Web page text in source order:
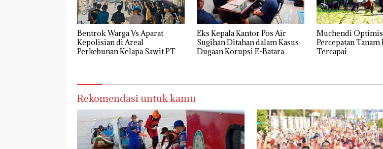
Bentrok Warga Vs Aparat
Kepolisian di Areal
Perkebunan Kelapa Sawit PT
Eks Kepala Kantor Pos Air
Sugihan Ditahan dalam Kasus
Dugaan Korupsi E-Batara
Muchendi
Percepatan Tanam
Tercapai
Rekomendasi untuk kamu